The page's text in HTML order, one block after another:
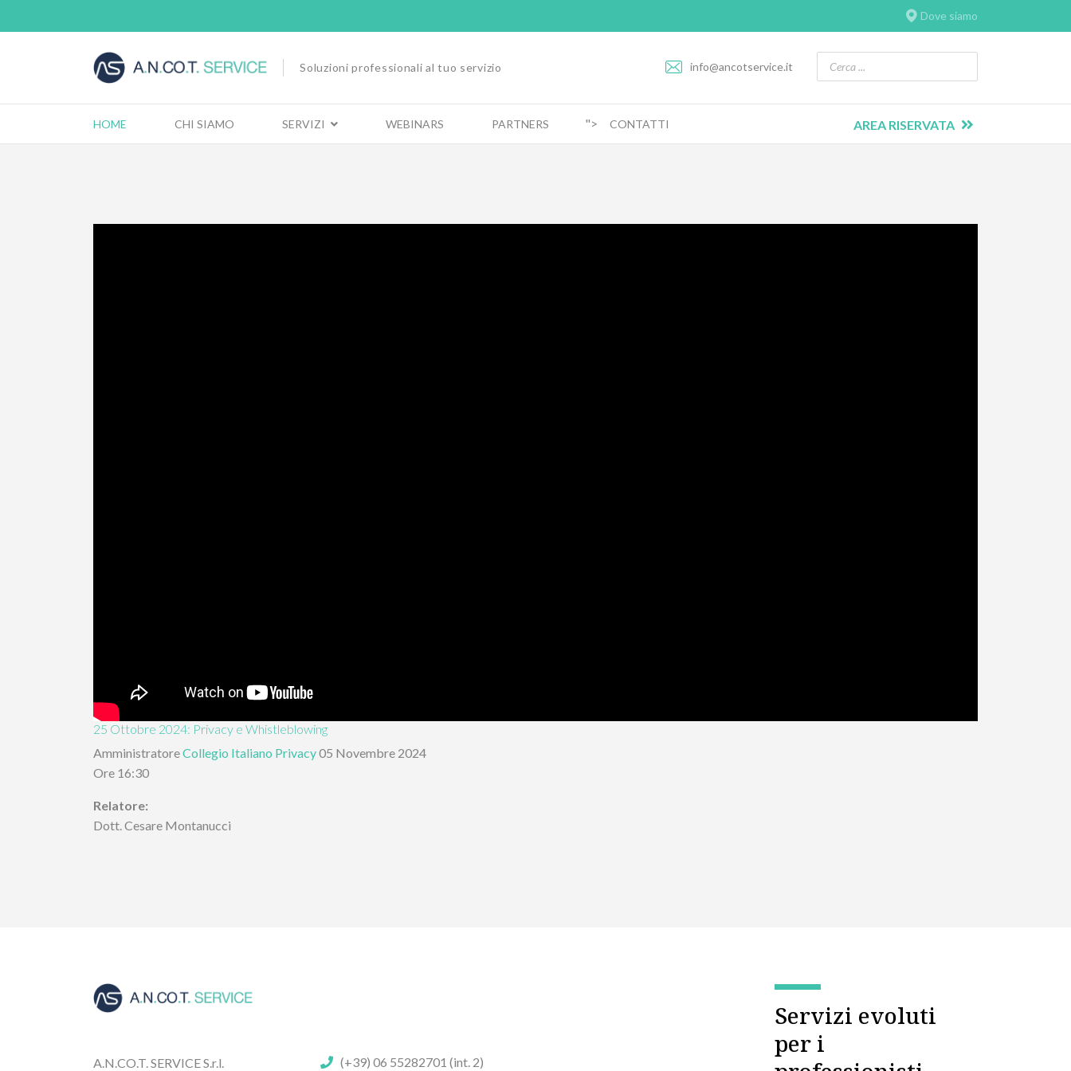
Dove siamo
Soluzioni professionali al tuo servizio info@ancotservice.it
AREA RISERVATA
HOME CHI SIAMO SERVIZI WEBINARS PARTNERS "> CONTATTI
25 Ottobre 2024: Privacy e Whistleblowing
AmministratoreCollegio Italiano Privacy05 Novembre 2024
Ore 16:30
Relatore:
Dott. Cesare Montanucci
A.N.CO.T. SERVICE S.r.l. (+39) 06 55282701 (int. 2)
Servizi evoluti
per i